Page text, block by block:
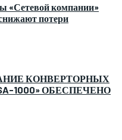
«Сетевой компании»
потери
КОНВЕРТОРНЫХ
1000» ОБЕСПЕЧЕНО